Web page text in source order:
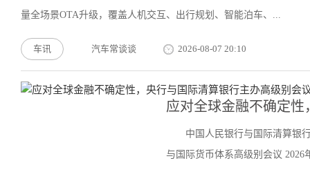
量全场景OTA升级，覆盖人机交互、出行规划、智能泊车、...
车讯 汽车常谈谈 2026-08-07 20:10
应对全球金融不确定
中国人民银行与国际清算银
与国际货币体系高级别会议 2026